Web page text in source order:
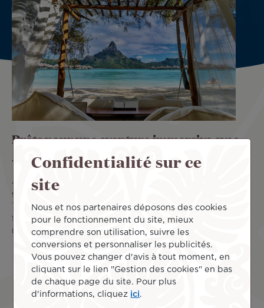
Prêts pour une aventure immersive avec
Air Tahiti Nui ?
Avec ses vols long-courriers, Air Tahiti Nui relie les plus
grandes villes de l’hémisphère Nord – Paris, Los Angeles,
Tokyo – aux lieux les plus prisés d’Océanie : Polynésie
française, Australie, Nouvelle-Zélande. Découvrez toutes
nos destinations, nos tarifs ainsi que toutes nos offres !
Voir plus
Confidentialité sur ce
site
Nous et nos partenaires déposons des cookies
pour le fonctionnement du site, mieux
comprendre son utilisation, suivre les
conversions et personnaliser les publicités.
Vous pouvez changer d'avis à tout moment, en
cliquant sur le lien "Gestion des cookies" en bas
de chaque page du site. Pour plus
d'informations, cliquez ici